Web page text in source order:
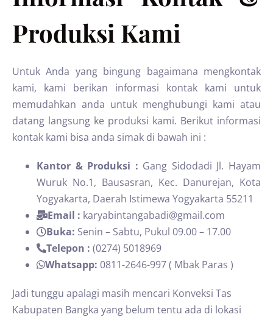
Produksi Kami
Untuk Anda yang bingung bagaimana mengkontak
kami, kami berikan informasi kontak kami untuk
memudahkan anda untuk menghubungi kami atau
datang langsung ke produksi kami. Berikut informasi
kontak kami bisa anda simak di bawah ini :
Kantor & Produksi : Gang Sidodadi Jl. Hayam
Wuruk No.1, Bausasran, Kec. Danurejan, Kota
Yogyakarta, Daerah Istimewa Yogyakarta 55211
Email : karyabintangabadi@gmail.com
Buka: Senin – Sabtu, Pukul 09.00 – 17.00
Telepon : (0274) 5018969
Whatsapp: 0811-2646-997 ( Mbak Paras )
Jadi tunggu apalagi masih mencari Konveksi Tas
Kabupaten Bangka yang belum tentu ada di lokasi